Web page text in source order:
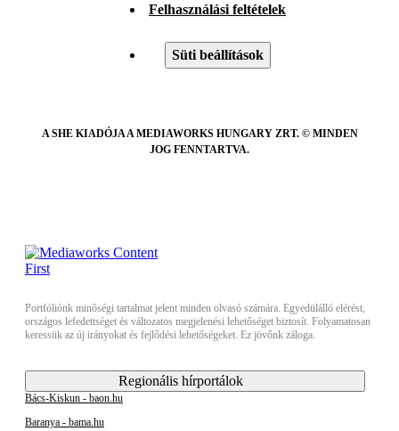
Felhasználási feltételek
Süti beállítások
A SHE KIADÓJA A MEDIAWORKS HUNGARY ZRT. © MINDEN
JOG FENNTARTVA.
Portfóliónk minőségi tartalmat jelent minden olvasó számára. Egyedülálló elérést,
országos lefedettséget és változatos megjelenési lehetőséget biztosít. Folyamatosan
keressük az új irányokat és fejlődési lehetőségeket. Ez jövőnk záloga.
Regionális hírportálok
Bács-Kiskun - baon.hu
Baranya - bama.hu